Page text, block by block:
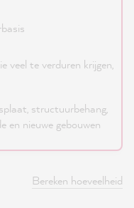
veel te verduren krijgen,
structuurbehang,
en nieuwe gebouwen
Bereken hoeveelheid